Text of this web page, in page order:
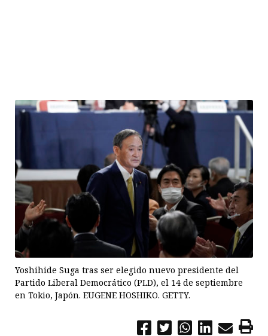
Yoshihide Suga tras ser elegido nuevo presidente del
Partido Liberal Democrático (PLD), el 14 de septiembre
en Tokio, Japón. EUGENE HOSHIKO. GETTY.